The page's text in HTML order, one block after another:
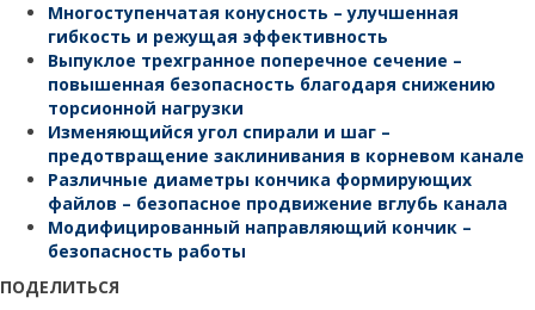
Многоступенчатая конусность – улучшенная
гибкость и режущая эффективность
Выпуклое трехгранное поперечное сечение –
повышенная безопасность благодаря снижению
торсионной нагрузки
Изменяющийся угол спирали и шаг –
предотвращение заклинивания в корневом канале
Различные диаметры кончика формирующих
файлов – безопасное продвижение вглубь канала
Модифицированный направляющий кончик –
безопасность работы
ПОДЕЛИТЬСЯ